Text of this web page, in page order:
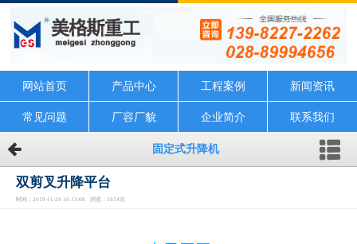
网站首页 产品中心 工程案例 新闻资讯
常见问题 厂容厂貌 企业简介 联系我们
固定式升降机
双剪叉升降平台
时间：2019-11-29 16:13:08 浏览：1934次